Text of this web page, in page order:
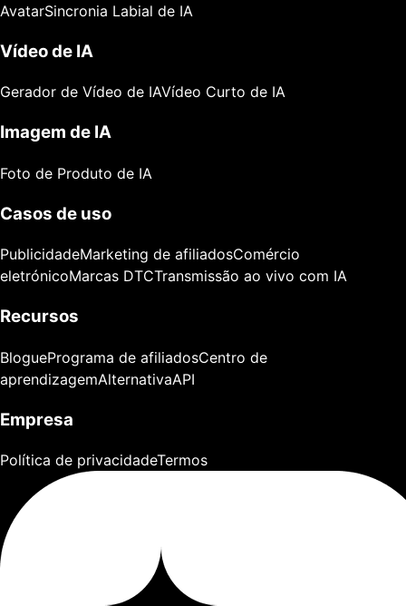
AvatarSincronia Labial de IA
Vídeo de IA
Gerador de Vídeo de IAVídeo Curto de IA
Imagem de IA
Foto de Produto de IA
Casos de uso
PublicidadeMarketing de afiliadosComércio
eletrónicoMarcas DTCTransmissão ao vivo com IA
Recursos
BloguePrograma de afiliadosCentro de
aprendizagemAlternativaAPI
Empresa
Política de privacidadeTermos